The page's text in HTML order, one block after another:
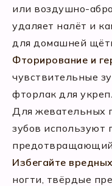
или воздушно-
удаляет налёт и
для домашней
Фторирование и
чувствительные
фторлак для
Для жевательных
зубов используют
предотвращающий
Избегайте
ногти, твёрдые